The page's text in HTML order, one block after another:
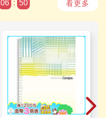
06 : 49 看更多